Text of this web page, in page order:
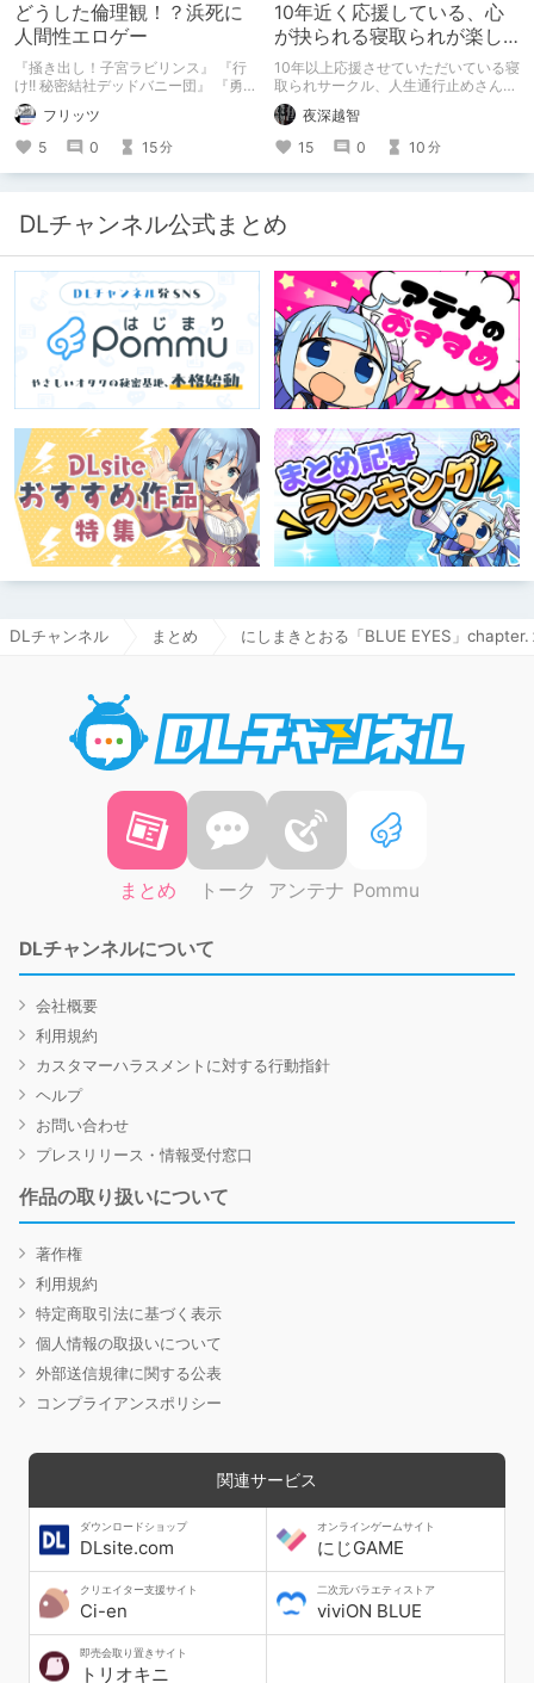
どうした倫理観！？浜死に
人間性エロゲー
『掻き出し！子宮ラビリンス』 『行
け!! 秘密結社デッドバニー団』 『勇者
ミアとツンツン猫サキュバス ~それで
も勇者はコロせない!~』 『めいどいん
めいど！』 本記事はねくすとテーマ
「人に薦めづらいけど好きな作
品」”ではない”です。 好きだったら人
フリッツ
5
0 15分
10年近く応援している、心
が抉られる寝取られが楽し
めるサークル
10年以上応援させていただいている寝
取られサークル、人生通行止めさんの
新作がとても良かったので、新作を中
心に、このサークルのゲームを紹介し
たくて、記事を書かせていただく。
キミノオモイからずっと好きな熱心な
ファンとしての記事にどうか、お付き
微修正）
夜深越智
15
0 10 分
DLチャンネル公式まとめ
DLチャンネル まとめ にしまきとおる「BLUE EYES」chapter.
まとめ トーク アンテナ Pommu
DLチャンネルについて
会社概要
利用規約
カスタマーハラスメントに対する行動指針
ヘルプ
お問い合わせ
プレスリリース・情報受付窓口
作品の取り扱いについて
著作権
利用規約
特定商取引法に基づく表示
個人情報の取扱いについて
外部送信規律に関する公表
コンプライアンスポリシー
関連サービス
ダウンロードショップ
DLsite.com
オンラインゲームサイト
にじGAME
クリエイター支援サイト
Ci-en
二次元バラエティストア
viviON BLUE
即売会取り置きサイト
トリオキニ